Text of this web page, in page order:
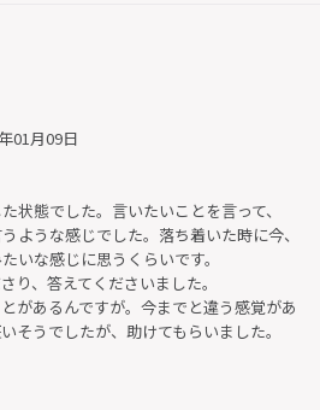
01月09日
状態でした。言いたいことを言って、
ような感じでした。落ち着いた時に今、
いな感じに思うくらいです。
り、答えてくださいました。
があるんですが。今までと違う感覚があ
そうでしたが、助けてもらいました。